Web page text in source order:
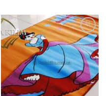
Додати
до
обраного